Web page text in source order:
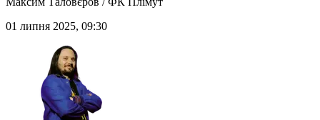
01 липня 2025, 09:30